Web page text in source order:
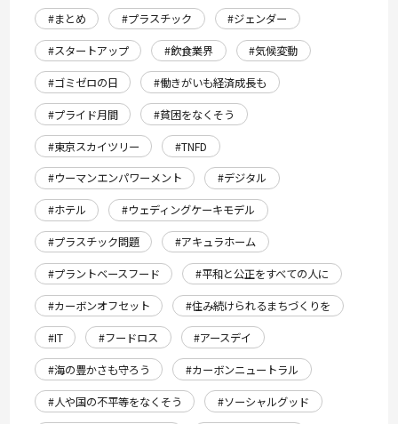
#まとめ
#プラスチック
#ジェンダー
#スタートアップ
#飲食業界
#気候変動
#ゴミゼロの日
#働きがいも経済成長も
#プライド月間
#貧困をなくそう
#東京スカイツリー
#TNFD
#ウーマンエンパワーメント
#デジタル
#ホテル
#ウェディングケーキモデル
#プラスチック問題
#アキュラホーム
#プラントベースフード
#平和と公正をすべての人に
#カーボンオフセット
#住み続けられるまちづくりを
#IT
#フードロス
#アースデイ
#海の豊かさも守ろう
#カーボンニュートラル
#人や国の不平等をなくそう
#ソーシャルグッド